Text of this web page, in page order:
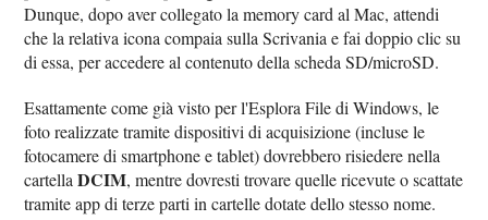
Dunque, dopo aver collegato la memory card al Mac, attendi
che la relativa icona compaia sulla Scrivania e fai doppio clic su
di essa, per accedere al contenuto della scheda SD/microSD.
Esattamente come già visto per l'Esplora File di Windows, le
foto realizzate tramite dispositivi di acquisizione (incluse le
fotocamere di smartphone e tablet) dovrebbero risiedere nella
cartellaDCIM, mentre dovresti trovare quelle ricevute o scattate
tramite app di terze parti in cartelle dotate dello stesso nome.